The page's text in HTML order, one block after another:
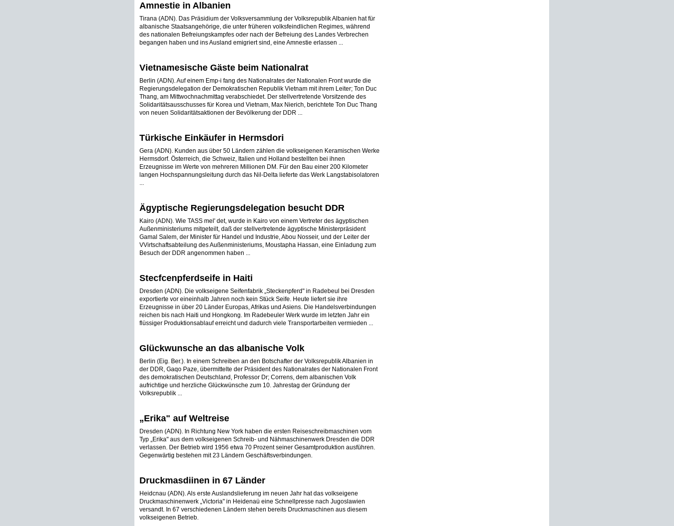
Amnestie in Albanien
Tirana (ADN). Das Präsidium der Volksversammlung der Volksrepublik Albanien hat für
albanische Staatsangehörige, die unter früheren volksfeindlichen Regimes, während
des nationalen Befreiungskampfes oder nach der Befreiung des Landes Verbrechen
begangen haben und ins Ausland emigriert sind, eine Amnestie erlassen ...
Vietnamesische Gäste beim Nationalrat
Berlin (ADN). Auf einem Emp-i fang des Nationalrates der Nationalen Front wurde die
Regierungsdelegation der Demokratischen Republik Vietnam mit ihrem Leiter; Ton Duc
Thang, am Mittwochnachmittag verabschiedet. Der stellvertretende Vorsitzende des
Solidaritätsausschusses für Korea und Vietnam, Max Nierich, berichtete Ton Duc Thang
von neuen Solidaritätsaktionen der Bevölkerung der DDR ...
Türkische Einkäufer in Hermsdori
Gera (ADN). Kunden aus über 50 Ländern zählen die volkseigenen Keramischen Werke
Hermsdorf. Österreich, die Schweiz, Italien und Holland bestellten bei ihnen
Erzeugnisse im Werte von mehreren Millionen DM. Für den Bau einer 200 Kilometer
langen Hochspannungsleitung durch das Nil-Delta lieferte das Werk Langstabisolatoren
...
Ägyptische Regierungsdelegation besucht DDR
Kairo (ADN). Wie TASS mel' det, wurde in Kairo von einem Vertreter des ägyptischen
Außenministeriums mitgeteilt, daß der stellvertretende ägyptische Ministerpräsident
Gamal Salem, der Minister für Handel und Industrie, Abou Nosseir, und der Leiter der
VVirtschaftsabteilung des Außenministeriums, Moustapha Hassan, eine Einladung zum
Besuch der DDR angenommen haben ...
Stecfcenpferdseife in Haiti
Dresden (ADN). Die volkseigene Seifenfabrik „Steckenpferd" in Radebeul bei Dresden
exportierte vor eineinhalb Jahren noch kein Stück Seife. Heute liefert sie ihre
Erzeugnisse in über 20 Länder Europas, Afrikas und Asiens. Die Handelsverbindungen
reichen bis nach Haiti und Hongkong. Im Radebeuler Werk wurde im letzten Jahr ein
flüssiger Produktionsablauf erreicht und dadurch viele Transportarbeiten vermieden ...
Glückwunsche an das albanische Volk
Berlin (Eig. Ber.). In einem Schreiben an den Botschafter der Volksrepublik Albanien in
der DDR, Gaqo Paze, übermittelte der Präsident des Nationalrates der Nationalen Front
des demokratischen Deutschland, Professor Dr; Correns, dem albanischen Volk
aufrichtige und herzliche Glückwünsche zum 10. Jahrestag der Gründung der
Volksrepublik ...
„Erika" auf Weltreise
Dresden (ADN). In Richtung New York haben die ersten Reiseschreibmaschinen vom
Typ „Erika" aus dem volkseigenen Schreib- und Nähmaschinenwerk Dresden die DDR
verlassen. Der Betrieb wird 1956 etwa 70 Prozent seiner Gesamtproduktion ausführen.
Gegenwärtig bestehen mit 23 Ländern Geschäftsverbindungen.
Druckmasdiinen in 67 Länder
Heidcnau (ADN). Als erste Auslandslieferung im neuen Jahr hat das volkseigene
Druckmaschinenwerk „Victoria" in Heidenaü eine Schnellpresse nach Jugoslawien
versandt. In 67 verschiedenen Ländern stehen bereits Druckmaschinen aus diesem
volkseigenen Betrieb.